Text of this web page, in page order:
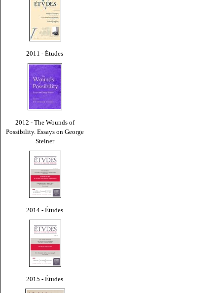
2011 - Études
2012 - The Wounds of
Possibility. Essays on George
Steiner
2014 - Études
2015 - Études